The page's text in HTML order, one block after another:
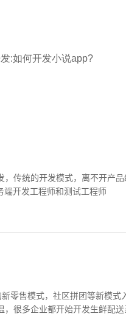
:如何开发小说app?
传统的开发模式，离不开产
开发工程师和测试工程师
零售模式，社区拼团等新模式
，很多企业都开始开发生鲜配